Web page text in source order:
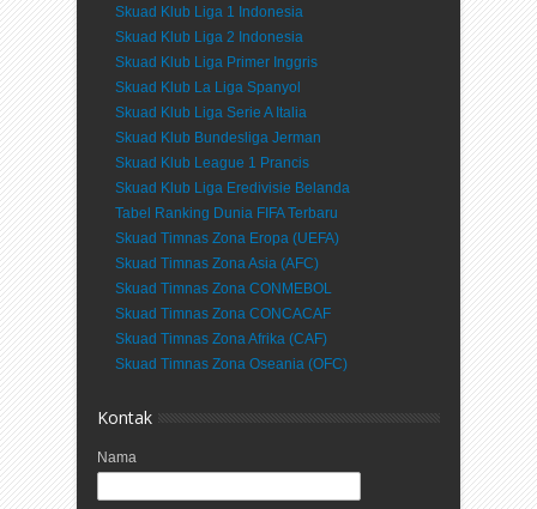
Skuad Klub Liga 1 Indonesia
Skuad Klub Liga 2 Indonesia
Skuad Klub Liga Primer Inggris
Skuad Klub La Liga Spanyol
Skuad Klub Liga Serie A Italia
Skuad Klub Bundesliga Jerman
Skuad Klub League 1 Prancis
Skuad Klub Liga Eredivisie Belanda
Tabel Ranking Dunia FIFA Terbaru
Skuad Timnas Zona Eropa (UEFA)
Skuad Timnas Zona Asia (AFC)
Skuad Timnas Zona CONMEBOL
Skuad Timnas Zona CONCACAF
Skuad Timnas Zona Afrika (CAF)
Skuad Timnas Zona Oseania (OFC)
Kontak
Nama